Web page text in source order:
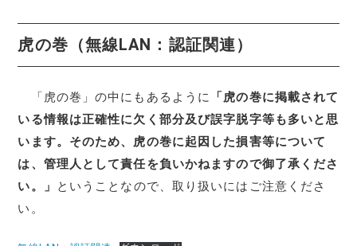
虎の巻（無線LAN：認証関連）
「虎の巻」の中にもあるように
「虎の巻に掲載されて
いる情報は正確性に欠く部分及び誤字脱字等も多いと思
います。そのため、虎の巻に起因した損害等について
は、管理人として責任を負いかねますので御了承くださ
い。」
ということなので、取り扱いにはご注意くださ
い。